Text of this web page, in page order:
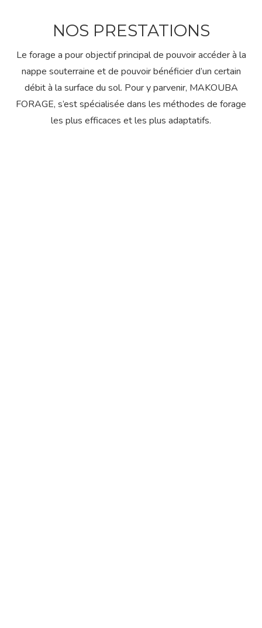
NOS PRESTATIONS
Le forage a pour objectif principal de pouvoir accéder à la
nappe souterraine et de pouvoir bénéficier d’un certain
débit à la surface du sol. Pour y parvenir, MAKOUBA
FORAGE, s’est spécialisée dans les méthodes de forage
les plus efficaces et les plus adaptatifs.